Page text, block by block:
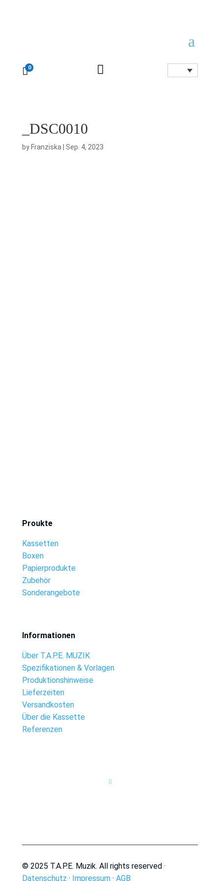
0 
_DSC0010
by Franziska Sep. 4, 2023
Proukte
Kassetten
Boxen
Papierprodukte
Zubehör
Sonderangebote
Informationen
Über T.A.P.E. MUZIK
Spezifikationen & Vorlagen
Produktionshinweise
Lieferzeiten
Versandkosten
Über die Kassette
Referenzen

© 2025 T.A.P.E. Muzik. All rights reserved ·
Datenschutz · Impressum· AGB